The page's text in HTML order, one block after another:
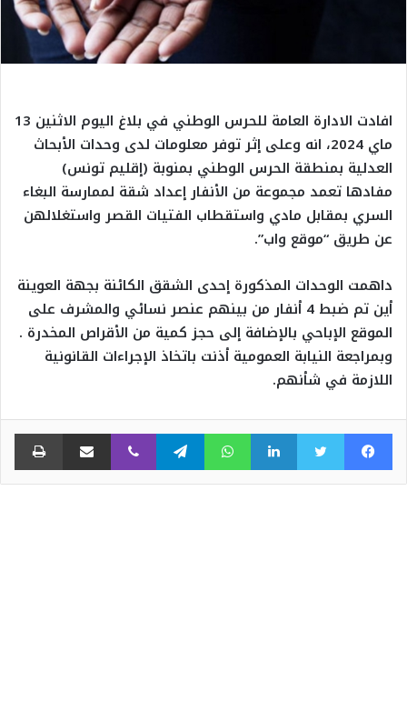
افادت الادارة العامة للحرس الوطني في بلاغ اليوم الاثنين 13
ماي 2024، انه وعلى إثر توفر معلومات لدى وحدات الأبحاث
العدلية بمنطقة الحرس الوطني بمنوبة (إقليم تونس)
مفادها تعمد مجموعة من الأنفار إعداد شقة لممارسة البغاء
السري بمقابل مادي واستقطاب الفتيات القصر واستغلالهن
عن طريق “موقع واب”.
داهمت الوحدات المذكورة إحدى الشقق الكائنة بجهة العوينة
أين تم ضبط 4 أنفار من بينهم عنصر نسائي والمشرف على
الموقع الإباحي بالإضافة إلى حجز كمية من الأقراص المخدرة .
وبمراجعة النيابة العمومية أذنت باتخاذ الإجراءات القانونية
اللازمة في شأنهم.
فيسبوكتويتر لينكدإنواتساب تيلقرام ڤايبر مشاركة عبر البريد